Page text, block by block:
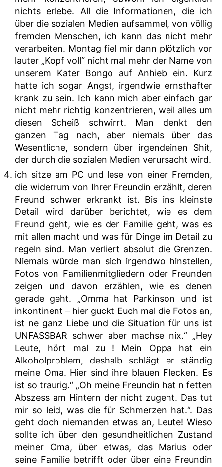
nichts erlebe. All die Informationen, die ich
über die sozialen Medien aufsammel, von völlig
fremden Menschen, ich kann das nicht mehr
verarbeiten. Montag fiel mir dann plötzlich vor
lauter „Kopf voll“ nicht mal mehr der Name von
unserem Kater Bongo auf Anhieb ein. Kurz
hatte ich sogar Angst, irgendwie ernsthafter
krank zu sein. Ich kann mich aber einfach gar
nicht mehr richtig konzentrieren, weil alles um
diesen Scheiß schwirrt. Man denkt den
ganzen Tag nach, aber niemals über das
Wesentliche, sondern über irgendeinen Shit,
der durch die sozialen Medien verursacht wird.
ich sitze am PC und lese von einer Fremden,
die widerrum von Ihrer Freundin erzählt, deren
Freund schwer erkrankt ist. Bis ins kleinste
Detail wird darüber berichtet, wie es dem
Freund geht, wie es der Familie geht, was es
mit allen macht und was für Dinge im Detail zu
regeln sind. Man verliert absolut die Grenzen.
Niemals würde man sich irgendwo hinstellen,
Fotos von Familienmitgliedern oder Freunden
zeigen und davon erzählen, wie es denen
gerade geht. „Omma hat Parkinson und ist
inkontinent – hier guckt Euch mal die Fotos an,
ist ne ganz Liebe und die Situation für uns ist
UNFASSBAR schwer aber machse nix.“ „Hey
Leute, hört mal zu ! Mein Oppa hat ein
Alkoholproblem, deshalb schlägt er ständig
meine Oma. Hier sind ihre blauen Flecken. Es
ist so traurig.“ „Oh meine Freundin hat n fetten
Abszess am Hintern der nicht zugeht. Das tut
mir so leid, was die für Schmerzen hat.“. Das
geht doch niemanden etwas an, Leute! Wieso
sollte ich über den gesundheitlichen Zustand
meiner Oma, über etwas, das Marius oder
seine Familie betrifft oder über eine Freundin